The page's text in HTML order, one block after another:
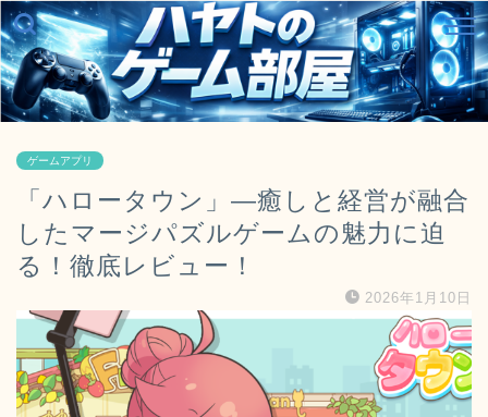
ゲームアプリ
「ハロータウン」―癒しと経営が融合
したマージパズルゲームの魅力に迫
る！徹底レビュー！
2026年1月10日